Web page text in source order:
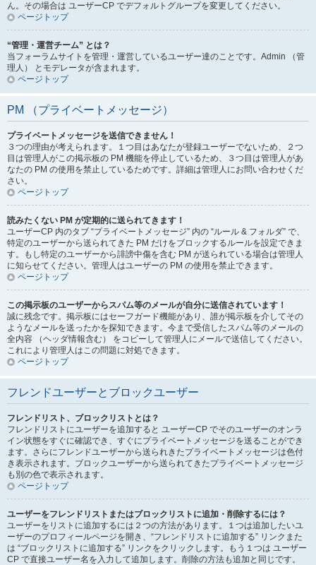
ん。その場合は ユーザーCP でデフォルトグループを変更してください。
ページトップ
“管理・運営チーム” とは？
当フォーラムサイトを管理・運営しているユーザー達のことです。Admin （管
理人） とモデレータが含まれます。
ページトップ
PM （プライベートメッセージ）
プライベートメッセージを送信できません！
３つの理由が考えられます。１つ目はあなたが登録ユーザーでないため、２つ
目は管理人がこの掲示板の PM 機能を停止しているため、３つ目は管理人があ
なたの PM の使用を禁止しているためです。詳細は管理人にお問い合わせくだ
さい。
ページトップ
読みたくない PM が定期的に送られてきます！
ユーザーCP 内のタブ “プライベートメッセージ” 内の “ルール & フォルダ” で、
特定のユーザーから送られてきた PM だけをブロックするルールを設定できま
す。もし特定のユーザーから誹謗中傷を含む PM が送られている場合は管理人
に知らせてください。管理人はユーザーの PM の使用を禁止できます。
ページトップ
この掲示板のユーザーからスパム等のメールが自分に送信されています！
誠に残念です。掲示板にはセーフガード機能があり、誰が掲示板を介してその
ようなメールを送ったかを探知できます。今まで受信したスパム等のメールの
全内容 （ヘッダ情報含む） をコピーして管理人にメールで送信してください。
これにより管理人はこの問題に対処できます。
ページトップ
フレンドユーザーとブロックユーザー
フレンドリスト、ブロックリストとは？
フレンドリストにユーザーを追加すると ユーザーCP でそのユーザーのオンラ
イン状態をすぐに確認でき、すぐにプライベートメッセージを送ることができ
ます。さらにフレンドユーザーから送られきたプライベートメッセージは色付
き表示されます。ブロックユーザーから送られてきたプライベートメッセージ
も別の色で表示されます。
ページトップ
ユーザーをフレンドリストまたはブロックリストに追加・削除するには？
ユーザーをリストに追加するには２つの方法があります。１つは追加したいユ
ーザーのプロフィールページを開き、“フレンドリストに追加する” リンクまた
は “ブロックリストに追加する” リンクをクリックします。もう１つは ユーザー
CP で直接ユーザー名を入力して追加します。削除の方法も追加と同じです。